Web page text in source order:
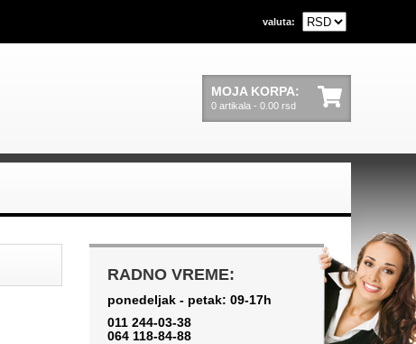
valuta:
MOJA KORPA:
0 artikala - 0.00 rsd
RADNO VREME:
ponedeljak - petak: 09-17h
011 244-03-38
064 118-84-88